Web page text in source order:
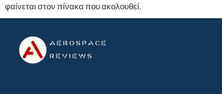
φαίνεται στον πίνακα που ακολουθεί.